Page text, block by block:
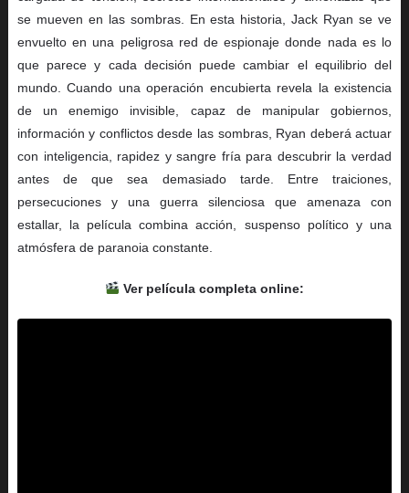
se mueven en las sombras. En esta historia, Jack Ryan se ve
envuelto en una peligrosa red de espionaje donde nada es lo
que parece y cada decisión puede cambiar el equilibrio del
mundo. Cuando una operación encubierta revela la existencia
de un enemigo invisible, capaz de manipular gobiernos,
información y conflictos desde las sombras, Ryan deberá actuar
con inteligencia, rapidez y sangre fría para descubrir la verdad
antes de que sea demasiado tarde. Entre traiciones,
persecuciones y una guerra silenciosa que amenaza con
estallar, la película combina acción, suspenso político y una
atmósfera de paranoia constante.
Ver película completa online: